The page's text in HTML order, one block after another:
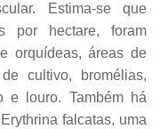
Estima-se que
por hectare, foram
orquídeas, áreas de
cultivo, bromélias,
e louro. Também há
falcatas, uma